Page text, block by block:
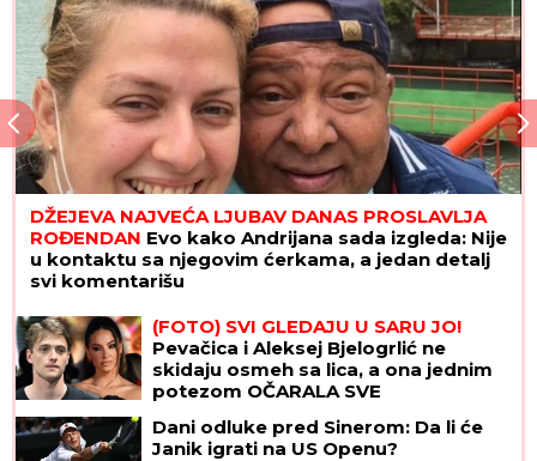
DŽEJEVA NAJVEĆA LJUBAV DANAS PROSLAVLJA
ROĐENDAN Evo kako Andrijana sada izgleda: Nije
u kontaktu sa njegovim ćerkama, a jedan detalj
svi komentarišu
(FOTO) SVI GLEDAJU U SARU JO!
Pevačica i Aleksej Bjelogrlić ne
skidaju osmeh sa lica, a ona jednim
potezom OČARALA SVE
Dani odluke pred Sinerom: Da li će
Janik igrati na US Openu?